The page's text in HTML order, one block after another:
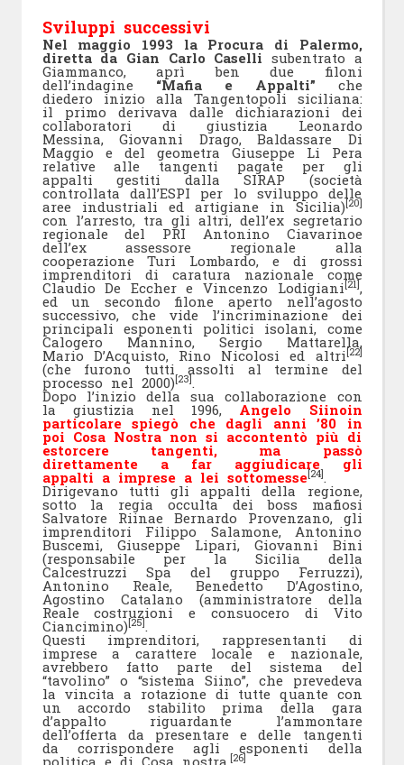
Sviluppi successivi
Nel maggio 1993 la Procura di Palermo,
diretta da Gian Carlo Caselli subentrato a
Giammanco, aprì ben due filoni
dell’indagine “Mafia e Appalti” che
diedero inizio alla Tangentopoli siciliana:
il primo derivava dalle dichiarazioni dei
collaboratori di giustizia Leonardo
Messina, Giovanni Drago, Baldassare Di
Maggio e del geometra Giuseppe Li Pera
relative alle tangenti pagate per gli
appalti gestiti dalla SIRAP (società
controllata dall’ESPI per lo sviluppo delle
aree industriali ed artigiane in Sicilia)[20]
con l’arresto, tra gli altri, dell’ex segretario
regionale del PRI Antonino Ciavarinoe
dell’ex assessore regionale alla
cooperazione Turi Lombardo, e di grossi
imprenditori di caratura nazionale come
Claudio De Eccher e Vincenzo Lodigiani[21],
ed un secondo filone aperto nell’agosto
successivo, che vide l’incriminazione dei
principali esponenti politici isolani, come
Calogero Mannino, Sergio Mattarella,
Mario D’Acquisto, Rino Nicolosi ed altri[22]
(che furono tutti assolti al termine del
processo nel 2000)[23].
Dopo l’inizio della sua collaborazione con
la giustizia nel 1996, Angelo Siinoin
particolare spiegò che dagli anni ’80 in
poi Cosa Nostra non si accontentò più di
estorcere tangenti, ma passò
direttamente a far aggiudicare gli
appalti a imprese a lei sottomesse[24].
Dirigevano tutti gli appalti della regione,
sotto la regia occulta dei boss mafiosi
Salvatore Riinae Bernardo Provenzano, gli
imprenditori Filippo Salamone, Antonino
Buscemi, Giuseppe Lipari, Giovanni Bini
(responsabile per la Sicilia della
Calcestruzzi Spa del gruppo Ferruzzi),
Antonino Reale, Benedetto D’Agostino,
Agostino Catalano (amministratore della
Reale costruzioni e consuocero di Vito
Ciancimino)[25].
Questi imprenditori, rappresentanti di
imprese a carattere locale e nazionale,
avrebbero fatto parte del sistema del
“tavolino” o “sistema Siino”, che prevedeva
la vincita a rotazione di tutte quante con
un accordo stabilito prima della gara
d’appalto riguardante l’ammontare
dell’offerta da presentare e delle tangenti
da corrispondere agli esponenti della
[26]